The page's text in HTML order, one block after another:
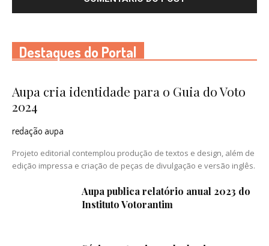
Destaques do Portal
Aupa cria identidade para o Guia do Voto
2024
redação aupa
Projeto editorial contemplou produção de textos e design, além de
edição impressa e criação de peças de divulgação e versão inglês.
Aupa publica relatório anual 2023 do
Instituto Votorantim